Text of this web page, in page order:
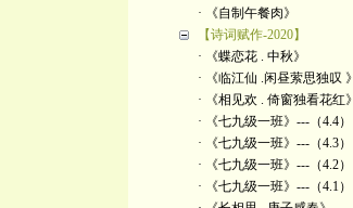
· 《自制午餐肉》
【诗词赋作-2020】
· 《蝶恋花 . 中秋》
· 《临江仙 .闲昼萦思独叹 》
· 《相见欢 . 倚窗独看花红》
· 《七九级一班》---（4.4）
· 《七九级一班》---（4.3）
· 《七九级一班》---（4.2）
· 《七九级一班》---（4.1）